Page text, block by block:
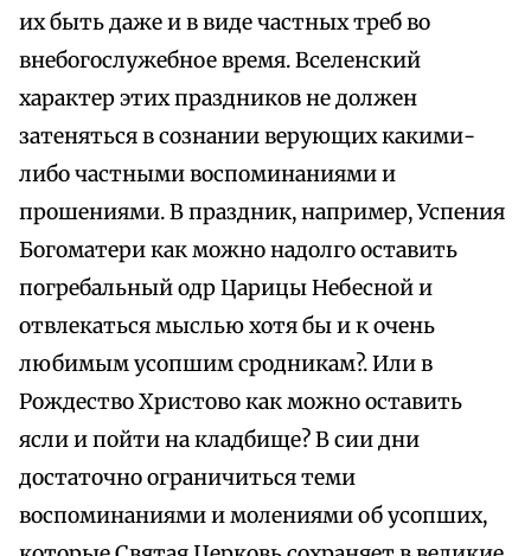
их быть даже и в виде частных треб во
внебогослужебное время. Вселенский
характер этих праздников не должен
затеняться в сознании верующих какими-
либо частными воспоминаниями и
прошениями. В праздник, например, Успения
Богоматери как можно надолго оставить
погребальный одр Царицы Небесной и
отвлекаться мыслью хотя бы и к очень
любимым усопшим сродникам?. Или в
Рождество Христово как можно оставить
ясли и пойти на кладбище? В сии дни
достаточно ограничиться теми
воспоминаниями и молениями об усопших,